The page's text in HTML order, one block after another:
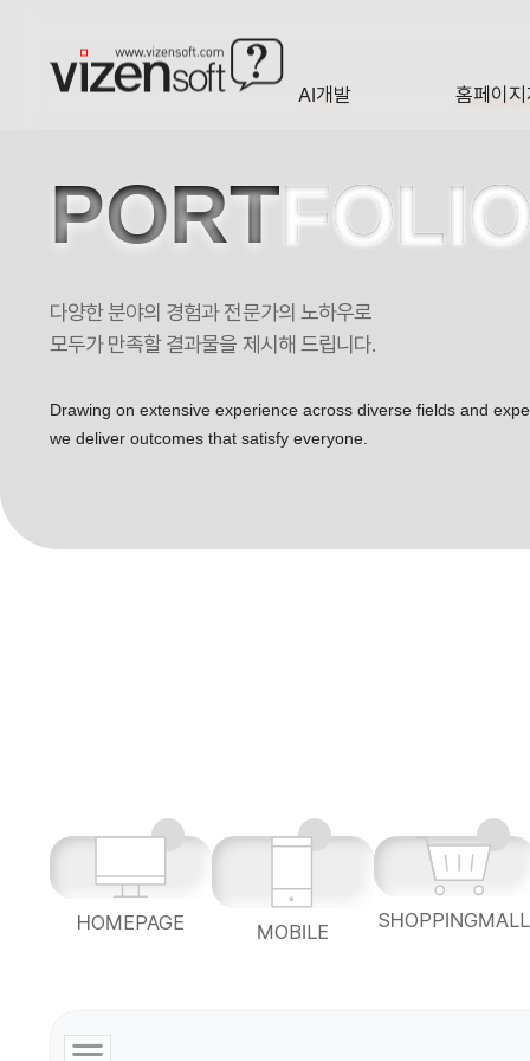
AI개발 홈페이
유투스포츠 포트폴리오
PORT
다양한 분야의 경험과 전문가의 노하우로
모두가 만족할 결과물을 제시해 드립니다.
Drawing on extensive experience across diverse fields and
we deliver outcomes that satisfy everyone.
HOMEPAGE MOBILE SHOPPINGMALL